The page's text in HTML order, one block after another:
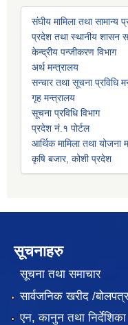
संघीय मामिला तथा
प्रदेश तथा स्थानीय शासन
केन्द्रीय पन्जीकरण विभाग
अर्थ मन्त्रालय
सन्चार तथा सूचना प्रविधि
गृह मन्त्रालय
सूचना प्रविधि विभाग
प्रदेश नं.१ पोर्टल
आर्थिक मामिला तथा
कृषि बजार, कोशी प्रदेश
सूचनाहरु
सूचना तथा समाचार
सार्वजनिक खरीद /
एन, कानुन तथा निर्देशिका